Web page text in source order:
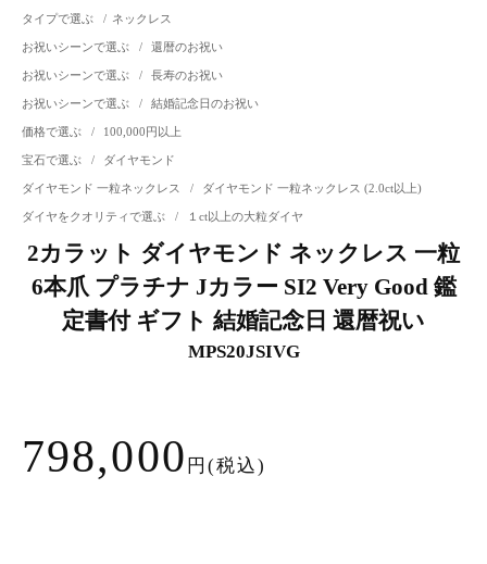
タイプで選ぶ / ネックレス
お祝いシーンで選ぶ / 還暦のお祝い
お祝いシーンで選ぶ / 長寿のお祝い
お祝いシーンで選ぶ / 結婚記念日のお祝い
価格で選ぶ / 100,000円以上
宝石で選ぶ / ダイヤモンド
ダイヤモンド 一粒ネックレス / ダイヤモンド 一粒ネックレス (2.0ct以上)
ダイヤをクオリティで選ぶ / １ct以上の大粒ダイヤ
2カラット ダイヤモンド ネックレス 一粒
6本爪 プラチナ Jカラー SI2 Very Good 鑑
定書付 ギフト 結婚記念日 還暦祝い
MPS20JSIVG
798,000 円(税込)